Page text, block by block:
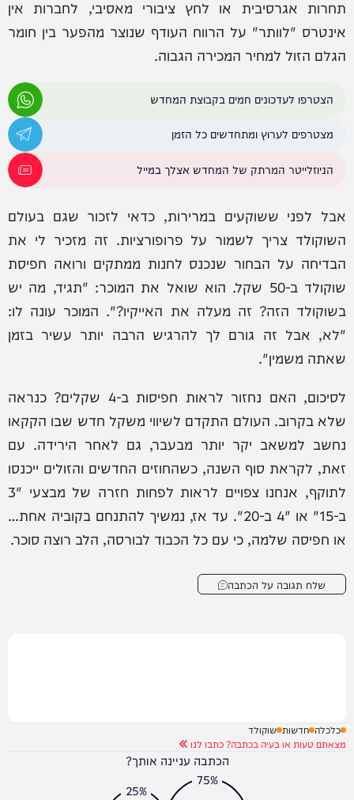
תחרות אגרסיבית או לחץ ציבורי מאסיבי, לחברות אין
אינטרס "לוותר" על הרווח העודף שנוצר מהפער בין חומר
הגלם הזול למחיר המכירה הגבוה.
הצטרפו לעדכונים חמים בקבוצת המחדש
מצטרפים לערוץ ומתחדשים כל הזמן
הניוזלייטר המרתק של המחדש אצלך במייל
אבל לפני ששוקעים במרירות, כדאי לזכור שגם בעולם
השוקולד צריך לשמור על פרופורציות. זה מזכיר לי את
הבדיחה על הבחור שנכנס לחנות ממתקים ורואה חפיסת
שוקולד ב-50 שקל. הוא שואל את המוכר: "תגיד, מה יש
בשוקולד הזה? זה מעלה את האייקיו?". המוכר עונה לו:
"לא, אבל זה גורם לך להרגיש הרבה יותר עשיר בזמן
שאתה משמין".
לסיכום, האם נחזור לראות חפיסות ב-4 שקלים? כנראה
שלא בקרוב. העולם התקדם לשיווי משקל חדש שבו הקקאו
נחשב למשאב יקר יותר מבעבר, גם לאחר הירידה. עם
זאת, לקראת סוף השנה, כשהחוזים החדשים והזולים ייכנסו
לתוקף, אנחנו צפויים לראות לפחות חזרה של מבצעי "3
ב-15" או "4 ב-20". עד אז, נמשיך להתנחם בקוביה אחת…
או חפיסה שלמה, כי עם כל הכבוד לבורסה, הלב רוצה סוכר.
שלח תגובה על הכתבה
כלכלה חדשות שוקולד
מצאתם טעות או בעיה בכתבה? כתבו לנו
הכתבה עניינה אותך?
75%
25%